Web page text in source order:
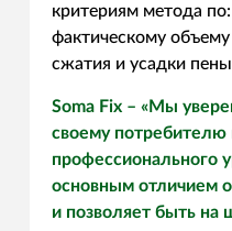
критериям метода
фактическому
сжатия и усадки
Soma Fix – «Мы
своему потребителю
профессионального
основным отличием
и позволяет быть на